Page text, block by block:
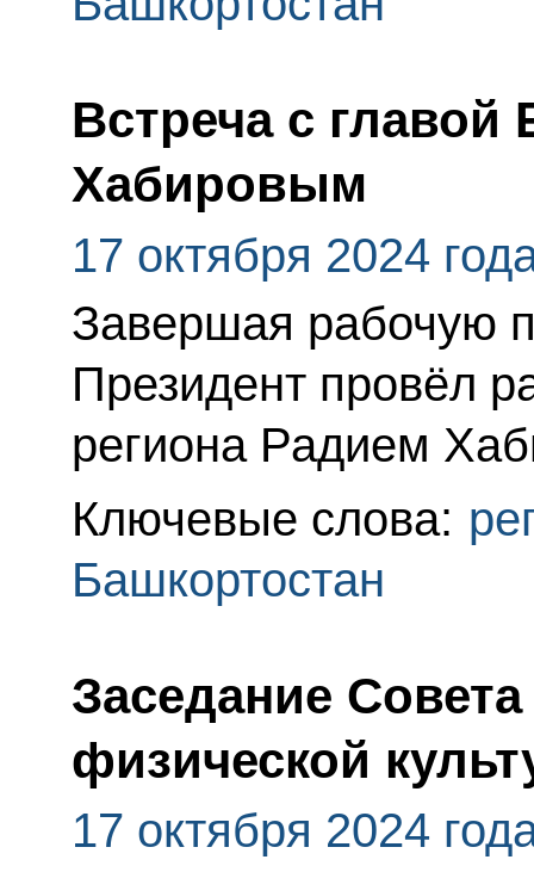
Встреча с
Хабировым
17 октября 2024
Завершая рабочую
Президент провёл
региона Радием
Ключевые слова:
Башкортостан
Заседание
физической
17 октября 2024